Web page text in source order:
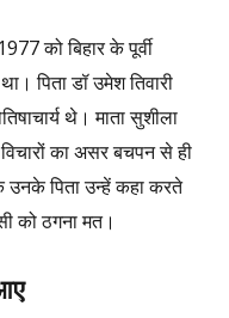
को बिहार के पूर्वी
पिता डॉ उमेश तिवारी
थे। माता सुशीला
विचारों का असर बचपन से ही
उनके पिता उन्हें कहा करते
को ठगना मत।